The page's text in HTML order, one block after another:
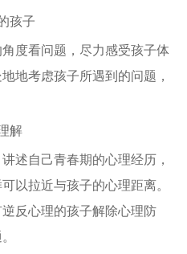
孩子
度看问题，尽力感受孩子体
地考虑孩子所遇到的问题，
解
述自己青春期的心理经历，
以拉近与孩子的心理距离。
反心理的孩子解除心理防